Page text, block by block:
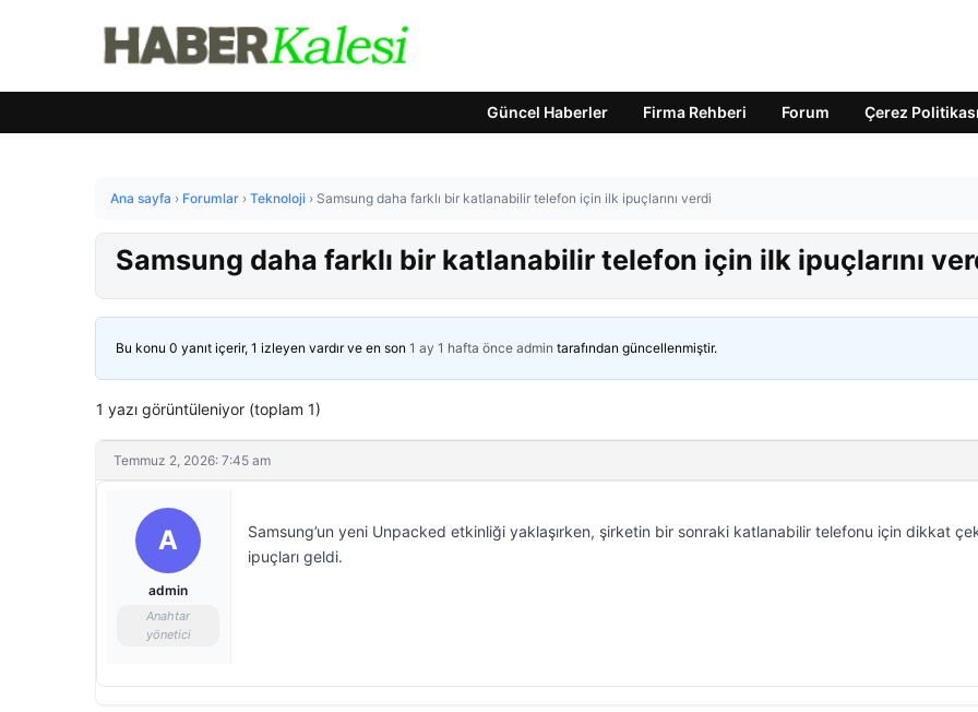
Güncel Haberler Firma Rehberi Forum Çerez Politikası
Ana sayfa › Forumlar › Teknoloji › Samsung daha farklı bir katlanabilir telefon için ilk ipuçlarını verdi
Samsung daha farklı bir katlanabilir telefon için ilk ipuçlarını
Bu konu 0 yanıt içerir, 1 izleyen vardır ve en son 1 ay 1 hafta önce admin tarafından güncellenmiştir.
1 yazı görüntüleniyor (toplam 1)
Temmuz 2, 2026: 7:45 am
A
admin
Anahtar
yönetici
Samsung’un yeni Unpacked etkinliği yaklaşırken, şirketin bir sonraki katlanabilir telefonu için dikkat
ipuçları geldi.